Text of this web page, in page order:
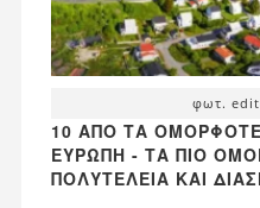
φωτ.
10 ΑΠΌ ΤΑ
ΕΥΡΏΠΗ - ΤΑ ΠΙΟ
ΠΟΛΥΤΈΛΕΙΑ ΚΑΙ